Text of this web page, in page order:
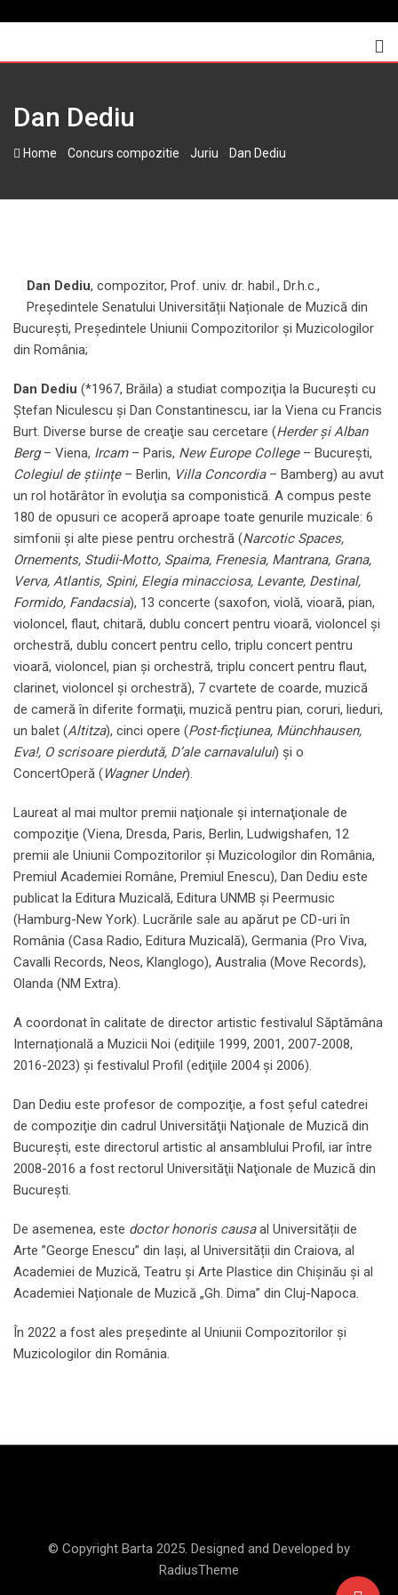
Dan Dediu
Home Concurs compozitie Juriu Dan Dediu
Dan Dediu, compozitor, Prof. univ. dr. habil., Dr.h.c.,
Președintele Senatului Universității Naționale de Muzică din
București, Președintele Uniunii Compozitorilor și Muzicologilor
din România;
Dan Dediu (*1967, Brăila) a studiat compoziţia la Bucureşti cu
Ştefan Niculescu şi Dan Constantinescu, iar la Viena cu Francis
Burt. Diverse burse de creaţie sau cercetare (Herder şi Alban
Berg– Viena, Ircam – Paris, New Europe College – Bucureşti,
Colegiul de ştiinţe – Berlin, Villa Concordia– Bamberg) au avut
un rol hotărâtor în evoluţia sa componistică. A compus peste
180 de opusuri ce acoperă aproape toate genurile muzicale: 6
simfonii şi alte piese pentru orchestră (Narcotic Spaces,
Ornements, Studii-Motto, Spaima, Frenesia, Mantrana, Grana,
Verva, Atlantis, Spini, Elegia minacciosa, Levante, Destinal,
Formido, Fandacsia), 13 concerte (saxofon, violă, vioară, pian,
violoncel, flaut, chitară, dublu concert pentru vioară, violoncel și
orchestră, dublu concert pentru cello, triplu concert pentru
vioară, violoncel, pian și orchestră, triplu concert pentru flaut,
clarinet, violoncel și orchestră), 7 cvartete de coarde, muzică
de cameră în diferite formaţii, muzică pentru pian, coruri, lieduri,
un balet (Altitza), cinci opere (Post-ficţiunea, Münchhausen,
Eva!, O scrisoare pierdută, D’ale carnavalului) și o
ConcertOperă (Wagner Under).
Laureat al mai multor premii naţionale şi internaţionale de
compoziţie (Viena, Dresda, Paris, Berlin, Ludwigshafen, 12
premii ale Uniunii Compozitorilor și Muzicologilor din România,
Premiul Academiei Române, Premiul Enescu), Dan Dediu este
publicat la Editura Muzicală, Editura UNMB și Peermusic
(Hamburg-New York). Lucrările sale au apărut pe CD-uri în
România (Casa Radio, Editura Muzicală), Germania (Pro Viva,
Cavalli Records, Neos, Klanglogo), Australia (Move Records),
Olanda (NM Extra).
A coordonat în calitate de director artistic festivalul Săptămâna
Internațională a Muzicii Noi (ediţiile 1999, 2001, 2007-2008,
2016-2023) şi festivalul Profil (ediţiile 2004 şi 2006).
Dan Dediu este profesor de compoziţie, a fost şeful catedrei
de compoziţie din cadrul Universităţii Naţionale de Muzică din
Bucureşti, este directorul artistic al ansamblului Profil, iar între
2008-2016 a fost rectorul Universităţii Naţionale de Muzică din
Bucureşti.
De asemenea, este doctor honoris causaal Universității de
Arte ”George Enescu” din Iași, al Universității din Craiova, al
Academiei de Muzică, Teatru și Arte Plastice din Chișinău și al
Academiei Naționale de Muzică „Gh. Dima” din Cluj-Napoca.
În 2022 a fost ales președinte al Uniunii Compozitorilor și
Muzicologilor din România.
© Copyright Barta 2025. Designed and Developed by
RadiusTheme